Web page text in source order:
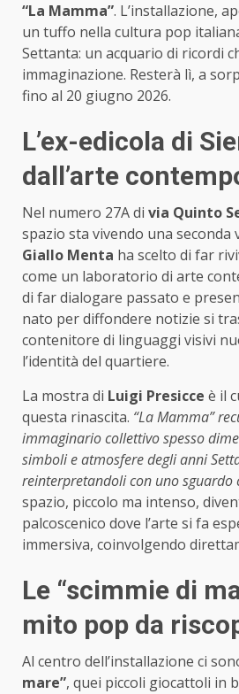
“La Mamma”. L’installazione,
un tuffo nella cultura pop
Settanta: un acquario di ricordi
immaginazione. Resterà lì, a
fino al 20 giugno 2026.
L’ex-edicola di
dall’arte
Nel numero 27A di via Quinto
spazio sta vivendo una seconda
Giallo Menta ha scelto di far
come un laboratorio di arte
di far dialogare passato e
nato per diffondere notizie si
contenitore di linguaggi visivi
l’identità del quartiere.
La mostra di Luigi Presicce è il
questa rinascita. “La Mamma”
immaginario collettivo spesso
simboli e atmosfere degli anni
reinterpretandoli con uno sguardo
spazio, piccolo ma intenso,
palcoscenico dove l’arte si fa
immersiva, coinvolgendo
Le “scimmie di
mito pop da
Al centro dell’installazione ci
mare”, quei piccoli giocattoli in